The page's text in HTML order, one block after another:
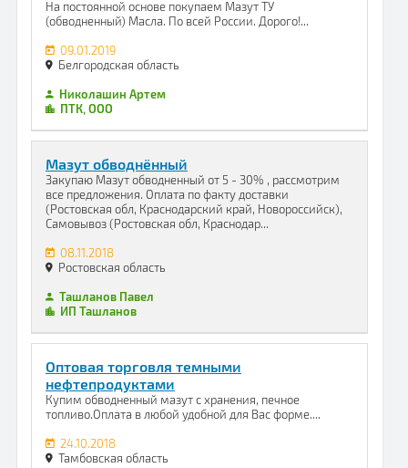
На постоянной основе покупаем Мазут ТУ
(обводненный) Масла. По всей России. Дорого!...
09.01.2019
Белгородская область
Николашин Артем
ПТК, ООО
Мазут обводнённый
Закупаю Мазут обводненный от 5 - 30% , рассмотрим
все предложения. Оплата по факту доставки
(Ростовская обл, Краснодарский край, Новороссийск),
Самовывоз (Ростовская обл, Краснодар...
08.11.2018
Ростовская область
Ташланов Павел
ИП Ташланов
Оптовая торговля темными
нефтепродуктами
Купим обводненный мазут с хранения, печное
топливо.Оплата в любой удобной для Вас форме....
24.10.2018
Тамбовская область